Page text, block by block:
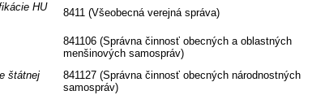
HU
8411 (Všeobecná verejná správa)
841106 (Správna činnosť obecných a oblastných
menšinových samospráv)
štátnej
841127 (Správna činnosť obecných národnostných
samospráv)